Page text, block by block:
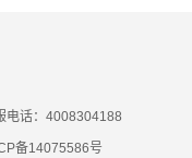
电话：4008304188
备14075586号